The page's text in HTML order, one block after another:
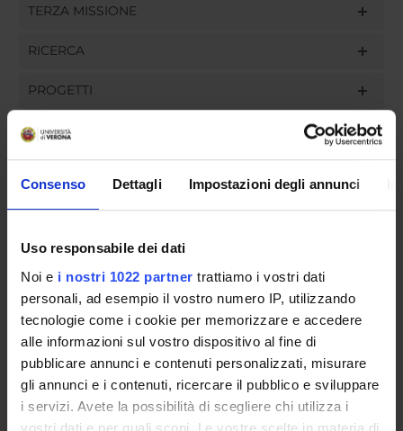
Consenso Dettagli Impostazioni degli annunci
Uso responsabile dei dati
Noi e i nostri 1022 partner trattiamo i vostri dati
personali, ad esempio il vostro numero IP, utilizzando
tecnologie come i cookie per memorizzare e accedere
alle informazioni sul vostro dispositivo al fine di
pubblicare annunci e contenuti personalizzati, misurare
gli annunci e i contenuti, ricercare il pubblico e sviluppare
i servizi. Avete la possibilità di scegliere chi utilizza i
vostri dati e per quali scopi. Le vostre scelte in materia di
TERZA MISSIONE
RICERCA
PROGETTI
INCARICHI
COMMISSIONI
UFFICI E STRUTTURE DI SERVIZIO
SERVIZI DI SEGRETERIA STUDENTI